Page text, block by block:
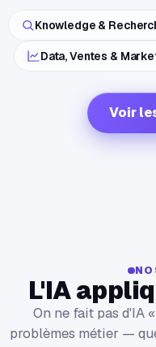
Knowledge &
Data, Ventes &
Voir
L'IA
On ne fait pas d'IA
problèmes métier —